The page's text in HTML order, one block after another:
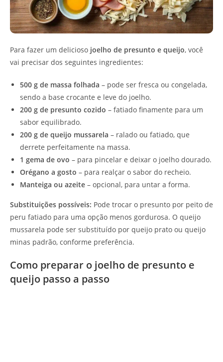
Para fazer um delicioso joelho de presunto e queijo, você
vai precisar dos seguintes ingredientes:
500 g de massa folhada – pode ser fresca ou congelada,
sendo a base crocante e leve do joelho.
200 g de presunto cozido – fatiado finamente para um
sabor equilibrado.
200 g de queijo mussarela – ralado ou fatiado, que
derrete perfeitamente na massa.
1 gema de ovo – para pincelar e deixar o joelho dourado.
Orégano a gosto – para realçar o sabor do recheio.
Manteiga ou azeite – opcional, para untar a forma.
Substituições possíveis: Pode trocar o presunto por peito de
peru fatiado para uma opção menos gordurosa. O queijo
mussarela pode ser substituído por queijo prato ou queijo
minas padrão, conforme preferência.
Como preparar o joelho de presunto e
queijo passo a passo